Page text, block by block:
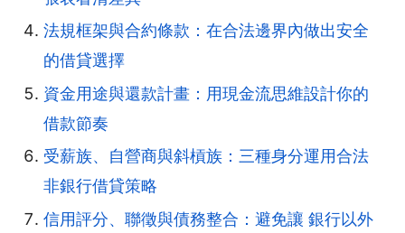
法規框架與合約條款：在合法邊界內做出安全
的借貸選擇
資金用途與還款計畫：用現金流思維設計你的
借款節奏
受薪族、自營商與斜槓族：三種身分運用合法
非銀行借貸策略
信用評分、聯徵與債務整合：避免讓 銀行以外